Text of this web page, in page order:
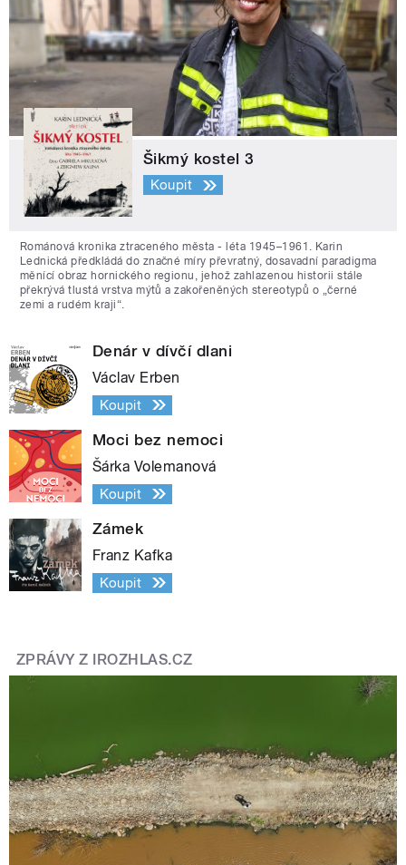
Šikmý kostel 3
Koupit
Románová kronika ztraceného města - léta 1945–1961. Karin
Lednická předkládá do značné míry převratný, dosavadní paradigma
měnící obraz hornického regionu, jehož zahlazenou historii stále
překrývá tlustá vrstva mýtů a zakořeněných stereotypů o „černé
zemi a rudém kraji“.
Denár v dívčí dlani
Václav Erben
Koupit
Moci bez nemoci
Šárka Volemanová
Koupit
Zámek
Franz Kafka
Koupit
ZPRÁVY Z IROZHLAS.CZ